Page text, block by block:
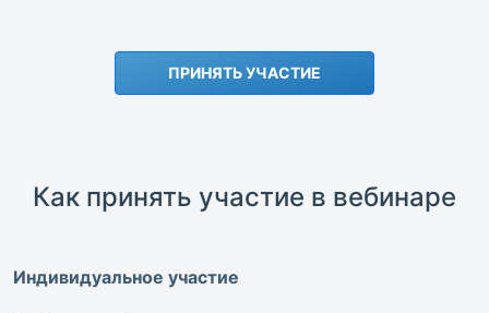
ПРИНЯТЬ УЧАСТИЕ
Как принять участие в вебинаре
Индивидуальное участие